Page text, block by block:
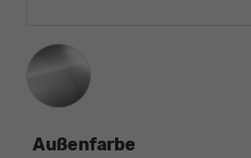
Außenfarbe